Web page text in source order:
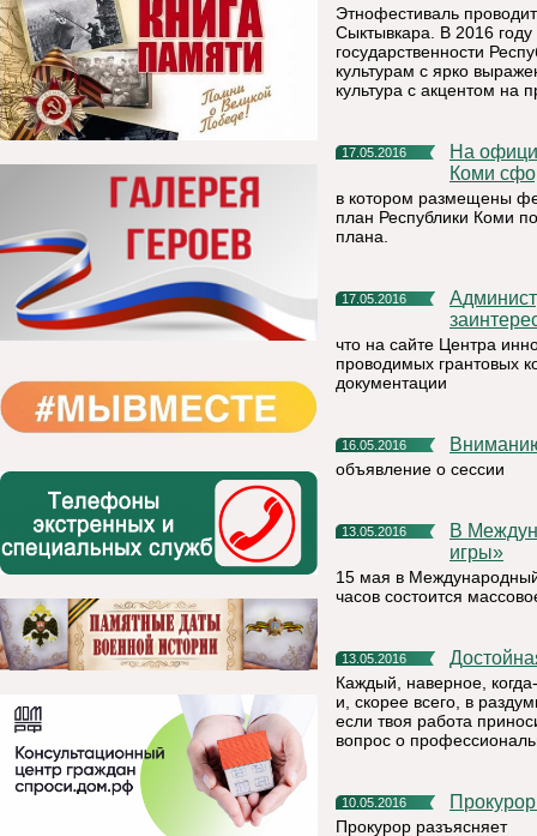
Этнофестиваль
Сыктывкара. В 2016
государственности
культурам с ярко
культура с акцентом на
17.05.2016
На официальном сайте Министерства экономики Республики
Коми
в котором размещены
план Республики Коми
плана.
17.05.2016
Администрация МР «Княжпогостский доводит до сведения
что на сайте Центра
проводимых грантовых
документации
16.05.2016
объявление о сессии
13.05.2016
В Международный день семьи в Емве пройдут «Семейные
игры»
15 мая в
часов состоится
13.05.2016
Каждый, наверное,
и, скорее всего, в
если твоя работа
вопрос о
10.05.2016
Прокурор разъясняет